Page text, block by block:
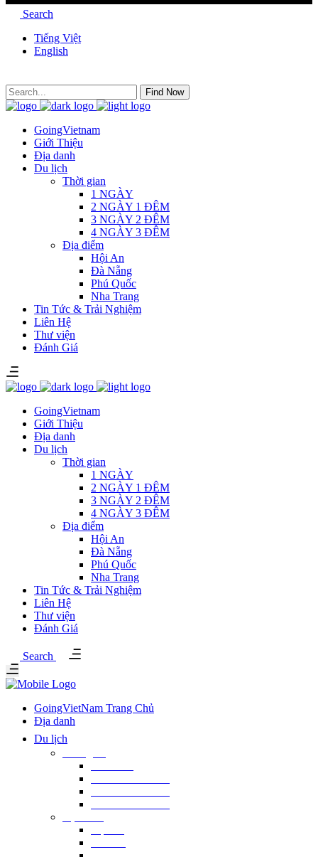
Search
Tiếng Việt
English
Find Now
GoingVietnam
Giới Thiệu
Địa danh
Du lịch
Thời gian
1 NGÀY
2 NGÀY 1 ĐÊM
3 NGÀY 2 ĐÊM
4 NGÀY 3 ĐÊM
Địa điểm
Hội An
Đà Nẵng
Phú Quốc
Nha Trang
Tin Tức & Trải Nghiệm
Liên Hệ
Thư viện
Đánh Giá
GoingVietnam
Giới Thiệu
Địa danh
Du lịch
Thời gian
1 NGÀY
2 NGÀY 1 ĐÊM
3 NGÀY 2 ĐÊM
4 NGÀY 3 ĐÊM
Địa điểm
Hội An
Đà Nẵng
Phú Quốc
Nha Trang
Tin Tức & Trải Nghiệm
Liên Hệ
Thư viện
Đánh Giá
Search
GoingVietNam Trang Chủ
Địa danh
Du lịch